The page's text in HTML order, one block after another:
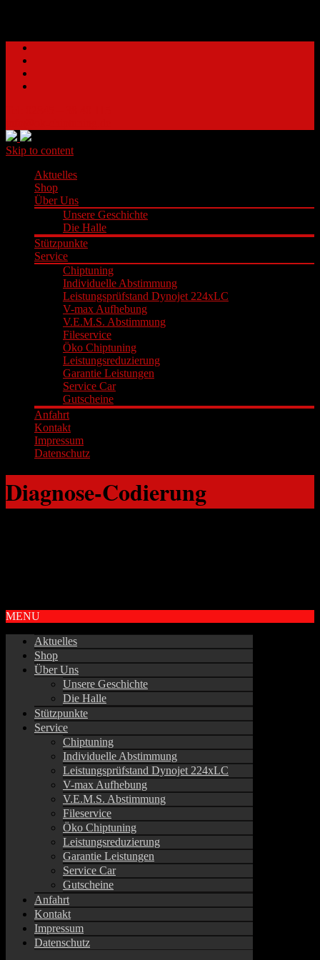
Skip to content
Aktuelles
Shop
Über Uns
Unsere Geschichte
Die Halle
Stützpunkte
Service
Chiptuning
Individuelle Abstimmung
Leistungsprüfstand Dynojet 224xLC
V-max Aufhebung
V.E.M.S. Abstimmung
Fileservice
Öko Chiptuning
Leistungsreduzierung
Garantie Leistungen
Service Car
Gutscheine
Anfahrt
Kontakt
Impressum
Datenschutz
Diagnose-Codierung
MENU
Aktuelles
Shop
Über Uns
Unsere Geschichte
Die Halle
Stützpunkte
Service
Chiptuning
Individuelle Abstimmung
Leistungsprüfstand Dynojet 224xLC
V-max Aufhebung
V.E.M.S. Abstimmung
Fileservice
Öko Chiptuning
Leistungsreduzierung
Garantie Leistungen
Service Car
Gutscheine
Anfahrt
Kontakt
Impressum
Datenschutz